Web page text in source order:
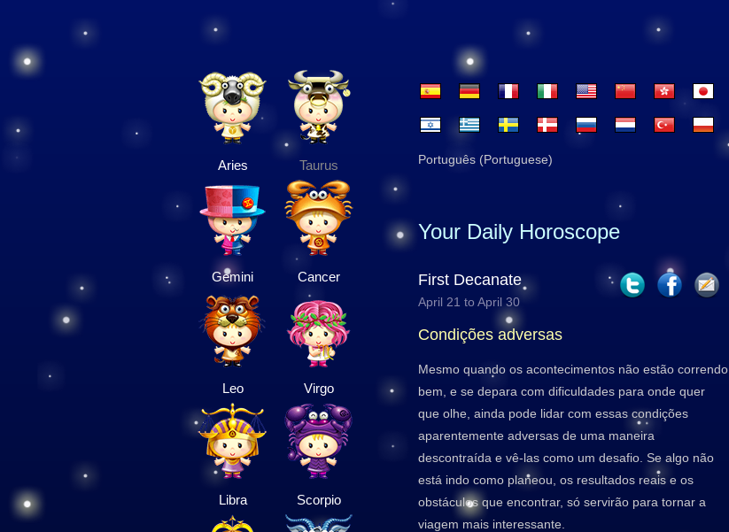
Aries Taurus
Gemini Cancer
Leo Virgo
Libra Scorpio
Português (Portuguese)
Your Daily Horoscope
First Decanate
April 21 to April 30
Condições adversas
Mesmo quando os acontecimentos não estão correndo
bem, e se depara com dificuldades para onde quer
que olhe, ainda pode lidar com essas condições
aparentemente adversas de uma maneira
descontraída e vê-las como um desafio. Se algo não
está indo como planeou, os resultados reais e os
obstáculos que encontrar, só servirão para tornar a
viagem mais interessante.